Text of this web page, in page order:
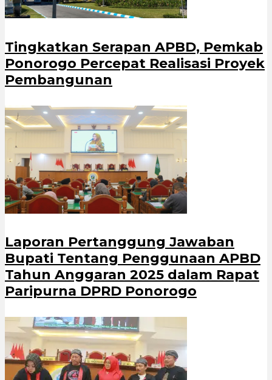
Tingkatkan Serapan APBD, Pemkab
Ponorogo Percepat Realisasi Proyek
Pembangunan
Laporan Pertanggung Jawaban
Bupati Tentang Penggunaan APBD
Tahun Anggaran 2025 dalam Rapat
Paripurna DPRD Ponorogo